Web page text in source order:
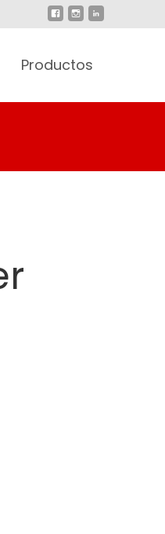
Productos